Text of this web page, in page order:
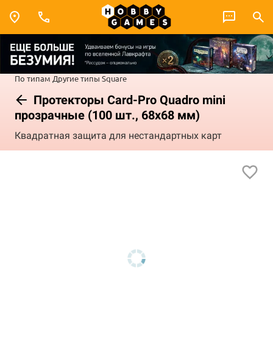
По типам Другие типы Square
Протекторы Card-Pro Quadro mini
прозрачные (100 шт., 68x68 мм)
Квадратная защита для нестандартных карт